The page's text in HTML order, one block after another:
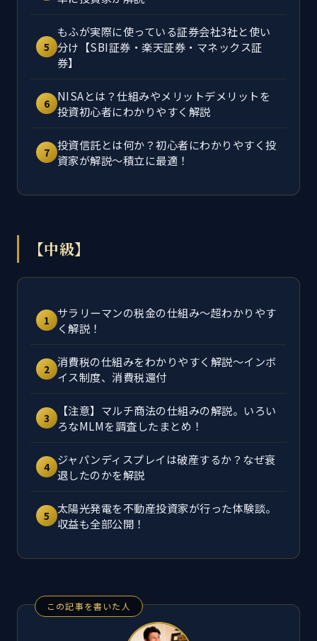
5
もふが実際に使っている証券会社3社と使い
分け【SBI証券・楽天証券・マネックス証
券】
6 NISAとは？仕組みやメリットデメリットを
投資初心者にわかりやすく解説
7 投資信託とは何か？初心者にわかりやすく投
資家が解説～積立に最適！
【中級】
1 サラリーマンの税金の仕組み～超わかりやす
く解説！
2 消費税の仕組みをわかりやすく解説～インボ
イス制度、消費税還付
3
【注意】マルチ商法の仕組みの解説。いろい
ろなMLMを調査したまとめ！
4 ジャパンディスプレイは破産するか？なぜ衰
退したのかを解説
5
太陽光発電を不動産投資家が行った体験談。
収益も全部公開！
この記事を書いた人